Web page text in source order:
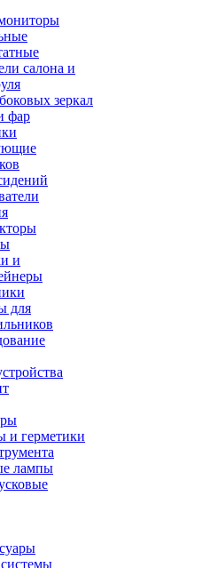
салона и
зеркал
фар
и
для
и герметики
лампы